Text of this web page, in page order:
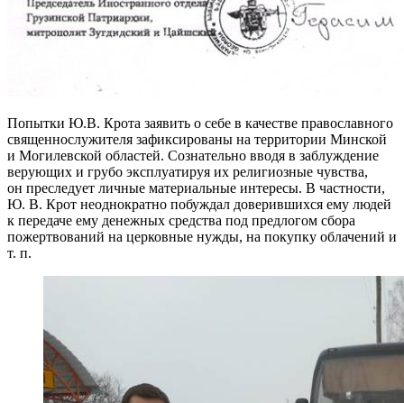
Попытки Ю.В. Крота заявить о себе в качестве православного
священнослужителя зафиксированы на территории Минской
и Могилевской областей. Сознательно вводя в заблуждение
верующих и грубо эксплуатируя их религиозные чувства,
он преследует личные материальные интересы. В частности,
Ю. В. Крот неоднократно побуждал доверившихся ему людей
к передаче ему денежных средства под предлогом сбора
пожертвований на церковные нужды, на покупку облачений и
т. п.